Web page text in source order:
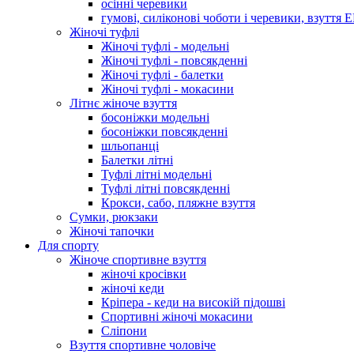
осінні черевики
гумові, силіконові чоботи і черевики, взуття
Жіночі туфлі
Жіночі туфлі - модельні
Жіночі туфлі - повсякденні
Жіночі туфлі - балетки
Жіночі туфлі - мокасини
Літнє жіноче взуття
босоніжки модельні
босоніжки повсякденні
шльопанці
Балетки літні
Туфлі літні модельні
Туфлі літні повсякденні
Крокси, сабо, пляжне взуття
Сумки, рюкзаки
Жіночі тапочки
Для спорту
Жіноче спортивне взуття
жіночі кросівки
жіночі кеди
Кріпера - кеди на високій підошві
Спортивні жіночі мокасини
Сліпони
Взуття спортивне чоловіче